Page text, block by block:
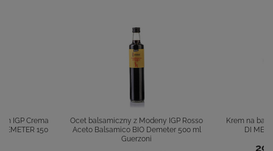
IGP Crema
150
Ocet balsamiczny z Modeny IGP Rosso
Aceto Balsamico BIO Demeter 500 ml
Guerzoni
Krem na
DI